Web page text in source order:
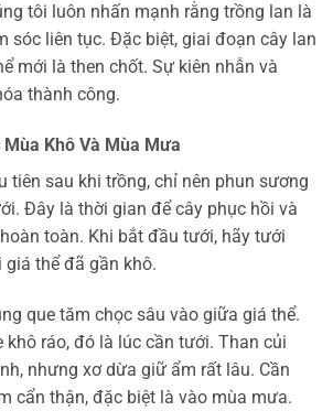
tôi luôn nhấn mạnh rằng trồng lan là
sóc liên tục. Đặc biệt, giai đoạn cây lan
mới là then chốt. Sự kiên nhẫn và
thành công.
Khô Và Mùa Mưa
tiên sau khi trồng, chỉ nên phun sương
Đây là thời gian để cây phục hồi và
toàn. Khi bắt đầu tưới, hãy tưới
thể đã gần khô.
que tăm chọc sâu vào giữa giá thể.
khô ráo, đó là lúc cần tưới. Than củi
nhưng xơ dừa giữ ẩm rất lâu. Cần
cẩn thận, đặc biệt là vào mùa mưa.